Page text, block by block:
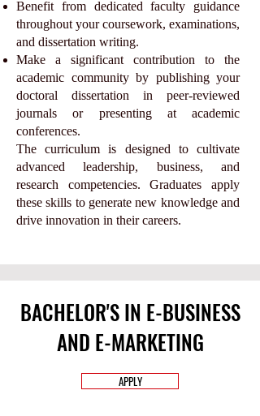
Benefit from dedicated faculty guidance
throughout your coursework, examinations,
and dissertation writing.
Make a significant contribution to the
academic community by publishing your
doctoral dissertation in peer-reviewed
journals or presenting at academic
conferences.
The curriculum is designed to cultivate
advanced leadership, business, and
research competencies. Graduates apply
these skills to generate new knowledge and
drive innovation in their careers.
BACHELOR'S IN E-BUSINESS
AND E-MARKETING
APPLY